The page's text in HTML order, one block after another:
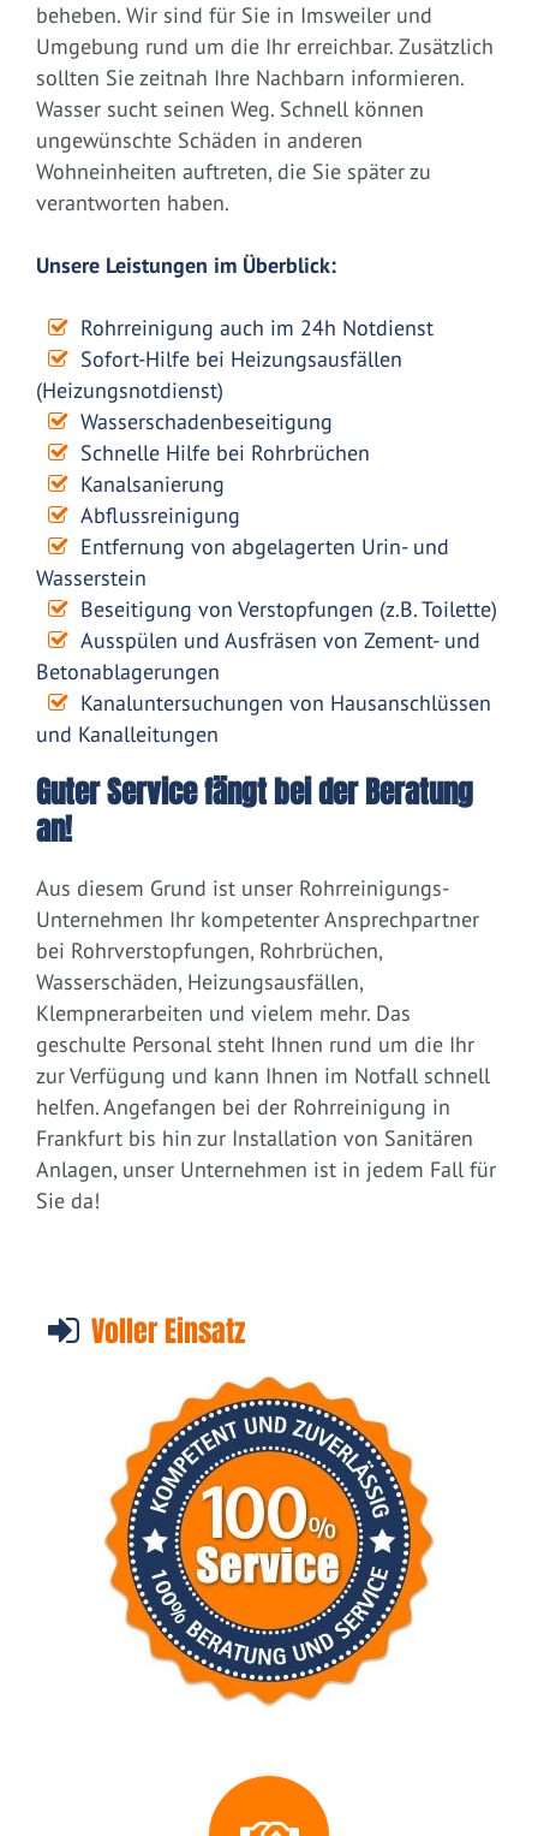
beheben. Wir sind für Sie in Imsweiler und
Umgebung rund um die Ihr erreichbar. Zusätzlich
sollten Sie zeitnah Ihre Nachbarn informieren.
Wasser sucht seinen Weg. Schnell können
ungewünschte Schäden in anderen
Wohneinheiten auftreten, die Sie später zu
verantworten haben.
Unsere Leistungen im Überblick:
Rohrreinigung auch im 24h Notdienst
Sofort-Hilfe bei Heizungsausfällen
(Heizungsnotdienst)
Wasserschadenbeseitigung
Schnelle Hilfe bei Rohrbrüchen
Kanalsanierung
Abflussreinigung
Entfernung von abgelagerten Urin- und
Wasserstein
Beseitigung von Verstopfungen (z.B. Toilette)
Ausspülen und Ausfräsen von Zement- und
Betonablagerungen
Kanaluntersuchungen von Hausanschlüssen
und Kanalleitungen
Guter Service fängt bei der Beratung
an!
Aus diesem Grund ist unser Rohrreinigungs-
Unternehmen Ihr kompetenter Ansprechpartner
bei Rohrverstopfungen, Rohrbrüchen,
Wasserschäden, Heizungsausfällen,
Klempnerarbeiten und vielem mehr. Das
geschulte Personal steht Ihnen rund um die Ihr
zur Verfügung und kann Ihnen im Notfall schnell
helfen. Angefangen bei der Rohrreinigung in
Frankfurt bis hin zur Installation von Sanitären
Anlagen, unser Unternehmen ist in jedem Fall für
Sie da!
Voller Einsatz